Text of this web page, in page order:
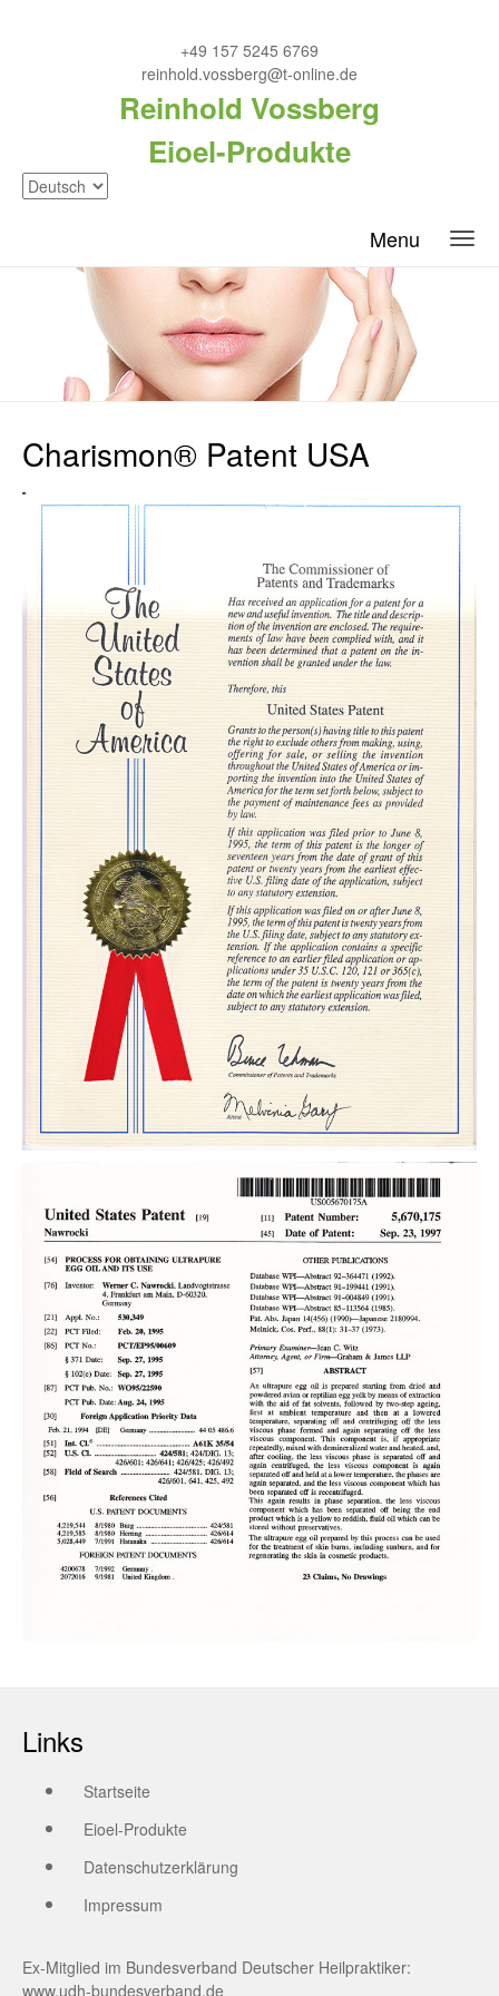
+49 157 5245 6769
reinhold.vossberg@t-online.de
Reinhold Vossberg
Eioel-Produkte
Menu
Charismon® Patent USA
Links
Startseite
Eioel-Produkte
Datenschutzerklärung
Impressum
Ex-Mitglied im Bundesverband Deutscher Heilpraktiker:
www.udh-bundesverband.de